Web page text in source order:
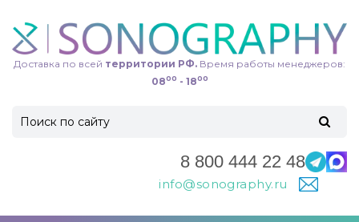
Доставка по всей территории РФ. Время работы менеджеров:
0800 - 1800
8 800 444 22 48
info@sonography.ru